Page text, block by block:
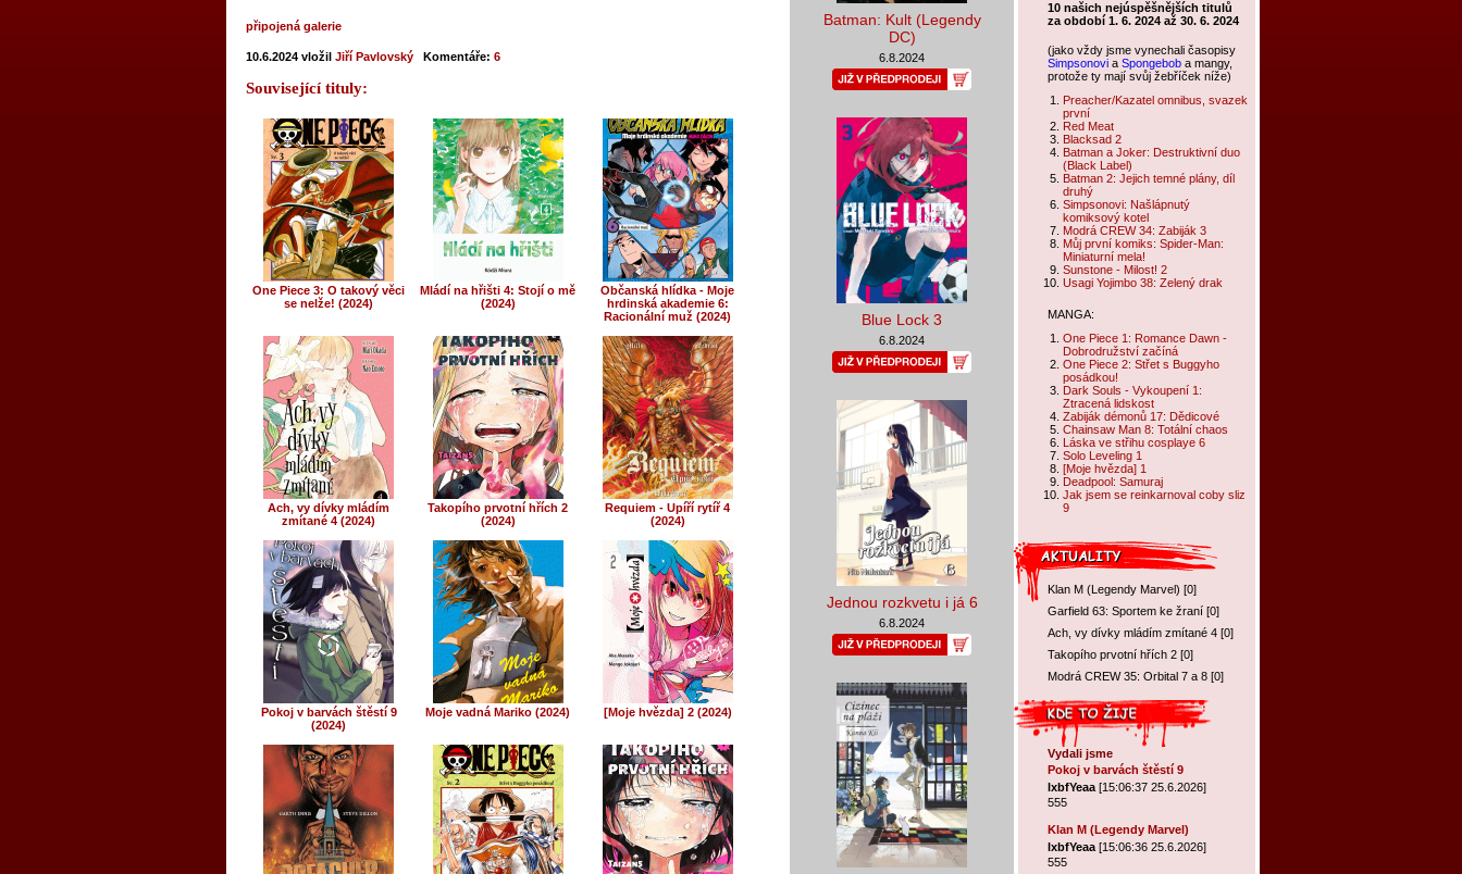
připojená galerie
10.6.2024 vložil Jiří Pavlovský Komentáře: 6
Související tituly:
One Piece 3: O takový věci
se nelže! (2024)
Mládí na hřišti 4: Stojí o mě
(2024)
Občanská hlídka - Moje
hrdinská akademie 6:
Racionální muž (2024)
Ach, vy dívky mládím
zmítané 4 (2024)
Takopího prvotní hřích 2
(2024)
Requiem - Upíří rytíř 4
(2024)
Pokoj v barvách štěstí 9
(2024)
Moje vadná Mariko (2024) [Moje hvězda] 2 (2024)
10 našich nejúspěšnějších titulů
za období 1. 6. 2024 až 30. 6. 2024
(jako vždy jsme vynechali časopisy
Simpsonovi a Spongebob a mangy,
protože ty mají svůj žebříček níže)
Preacher/Kazatel omnibus, svazek
první
Red Meat
Blacksad 2
Batman a Joker: Destruktivní duo
(Black Label)
Batman 2: Jejich temné plány, díl
druhý
Simpsonovi: Našlápnutý
komiksový kotel
Modrá CREW 34: Zabiják 3
Můj první komiks: Spider-Man:
Miniaturní mela!
Sunstone - Milost! 2
Usagi Yojimbo 38: Zelený drak
MANGA:
One Piece 1: Romance Dawn -
Dobrodružství začíná
One Piece 2: Střet s Buggyho
posádkou!
Dark Souls - Vykoupení 1:
Ztracená lidskost
Zabiják démonů 17: Dědicové
Chainsaw Man 8: Totální chaos
Láska ve střihu cosplaye 6
Solo Leveling 1
[Moje hvězda] 1
Deadpool: Samuraj
Jak jsem se reinkarnoval coby sliz
9
Klan M (Legendy Marvel) [0]
Garfield 63: Sportem ke žraní [0]
Ach, vy dívky mládím zmítané 4 [0]
Takopího prvotní hřích 2 [0]
Modrá CREW 35: Orbital 7 a 8 [0]
Vydali jsme
Pokoj v barvách štěstí 9
lxbfYeaa [15:06:37 25.6.2026]
555
Klan M (Legendy Marvel)
lxbfYeaa [15:06:36 25.6.2026]
555
Batman: Kult (Legendy
DC)
6.8.2024
Blue Lock 3
6.8.2024
Jednou rozkvetu i já 6
6.8.2024